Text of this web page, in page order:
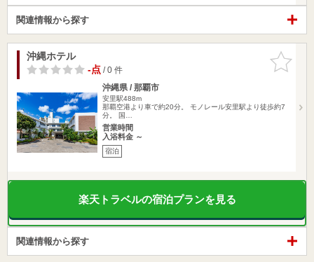
関連情報から探す
お気に入
りに追加
沖縄ホテル
-点/ 0 件
沖縄県 / 那覇市
安里駅488m
那覇空港より車で約20分。 モノレール安里駅より徒歩約7
分。 国…
営業時間
入浴料金 ～
宿泊
楽天トラベルの宿泊プランを見る
関連情報から探す